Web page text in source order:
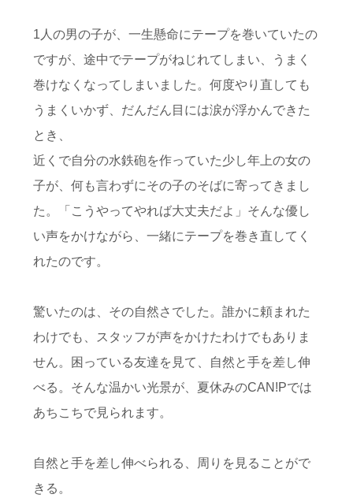
1人の男の子が、一生懸命にテープを巻いていたの
ですが、途中でテープがねじれてしまい、うまく
巻けなくなってしまいました。何度やり直しても
うまくいかず、だんだん目には涙が浮かんできた
とき、
近くで自分の水鉄砲を作っていた少し年上の女の
子が、何も言わずにその子のそばに寄ってきまし
た。「こうやってやれば大丈夫だよ」そんな優し
い声をかけながら、一緒にテープを巻き直してく
れたのです。
驚いたのは、その自然さでした。誰かに頼まれた
わけでも、スタッフが声をかけたわけでもありま
せん。困っている友達を見て、自然と手を差し伸
べる。そんな温かい光景が、夏休みのCAN!Pでは
あちこちで見られます。
自然と手を差し伸べられる、周りを見ることがで
きる。